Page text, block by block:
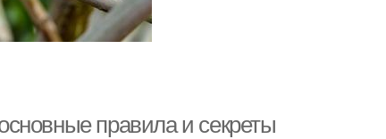
правила и секреты